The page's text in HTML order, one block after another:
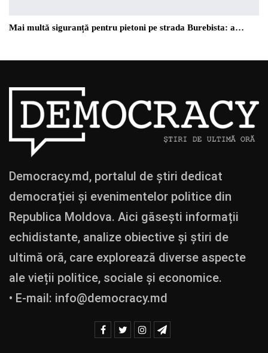
Mai multă siguranță pentru pietoni pe strada Burebista: a…
Democracy.md, portalul de știri dedicat
democrației și evenimentelor politice din
Republica Moldova. Aici găsești informații
echidistante, analize obiective și știri de
ultimă oră, care explorează diverse aspecte
ale vieții politice, sociale și economice.
• E-mail: info@democracy.md